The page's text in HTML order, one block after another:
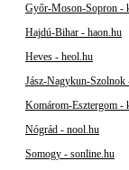
Győr-Moson-Sopron -
Hajdú-Bihar - haon.hu
Heves - heol.hu
Jász-Nagykun-Szolnok
Komárom-Esztergom -
Nógrád - nool.hu
Somogy - sonline.hu